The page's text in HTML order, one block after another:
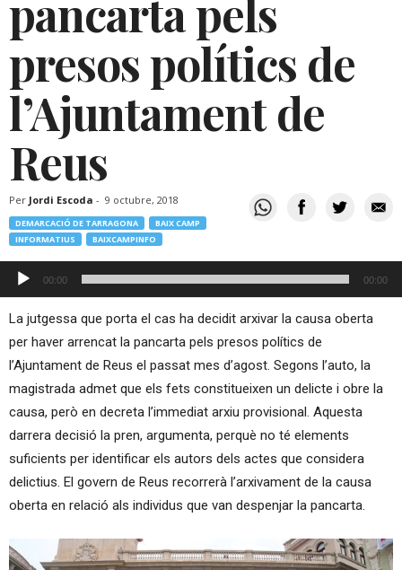
pancarta pels
presos polítics de
l’Ajuntament de
Reus
Per Jordi Escoda - 9 octubre, 2018
DEMARCACIÓ DE TARRAGONA
BAIX CAMP
INFORMATIUS
BAIXCAMPINFO
Reproductor
d'àudio
00:00 00:00
La jutgessa que porta el cas ha decidit arxivar la causa oberta
per haver arrencat la pancarta pels presos polítics de
l’Ajuntament de Reus el passat mes d’agost. Segons l’auto, la
magistrada admet que els fets constitueixen un delicte i obre la
causa, però en decreta l’immediat arxiu provisional. Aquesta
darrera decisió la pren, argumenta, perquè no té elements
suficients per identificar els autors dels actes que considera
delictius. El govern de Reus recorrerà l’arxivament de la causa
oberta en relació als individus que van despenjar la pancarta.